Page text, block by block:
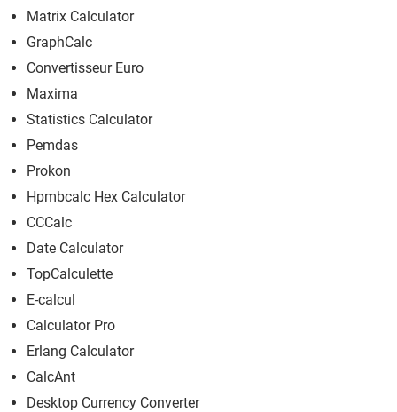
Matrix Calculator
GraphCalc
Convertisseur Euro
Maxima
Statistics Calculator
Pemdas
Prokon
Hpmbcalc Hex Calculator
CCCalc
Date Calculator
TopCalculette
E-calcul
Calculator Pro
Erlang Calculator
CalcAnt
Desktop Currency Converter